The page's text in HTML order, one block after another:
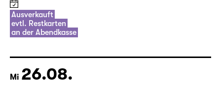
Ausverkauft
evtl. Restkarten
an der Abendkasse
Mi 26.08.